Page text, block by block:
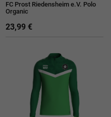
FC Prost Riedensheim e.V. Polo
Organic
23,99 €